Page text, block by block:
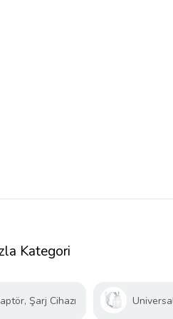
Kategori
Şarj Cihazı